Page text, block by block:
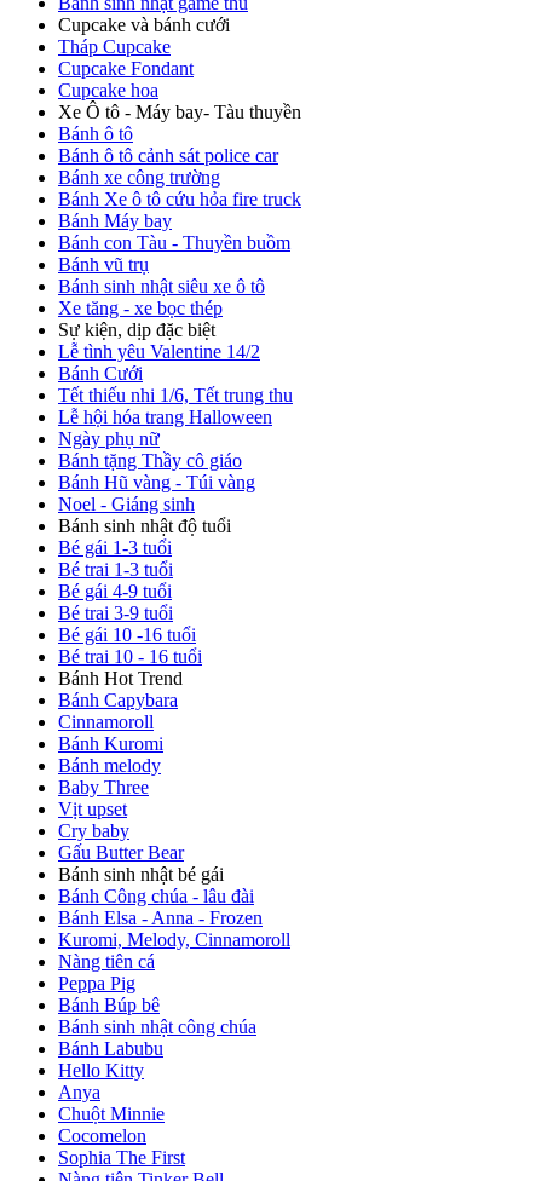
Cupcake và bánh cưới
Tháp Cupcake
Cupcake Fondant
Cupcake hoa
Xe Ô tô - Máy bay- Tàu thuyền
Bánh ô tô
Bánh ô tô cảnh sát police car
Bánh xe công trường
Bánh Xe ô tô cứu hỏa fire truck
Bánh Máy bay
Bánh con Tàu - Thuyền buồm
Bánh vũ trụ
Bánh sinh nhật siêu xe ô tô
Xe tăng - xe bọc thép
Sự kiện, dịp đặc biệt
Lễ tình yêu Valentine 14/2
Bánh Cưới
Tết thiếu nhi 1/6, Tết trung thu
Lễ hội hóa trang Halloween
Ngày phụ nữ
Bánh tặng Thầy cô giáo
Bánh Hũ vàng - Túi vàng
Noel - Giáng sinh
Bánh sinh nhật độ tuổi
Bé gái 1-3 tuổi
Bé trai 1-3 tuổi
Bé gái 4-9 tuổi
Bé trai 3-9 tuổi
Bé gái 10 -16 tuổi
Bé trai 10 - 16 tuổi
Bánh Hot Trend
Bánh Capybara
Cinnamoroll
Bánh Kuromi
Bánh melody
Baby Three
Vịt upset
Cry baby
Gấu Butter Bear
Bánh sinh nhật bé gái
Bánh Công chúa - lâu đài
Bánh Elsa - Anna - Frozen
Kuromi, Melody, Cinnamoroll
Nàng tiên cá
Peppa Pig
Bánh Búp bê
Bánh sinh nhật công chúa
Bánh Labubu
Hello Kitty
Anya
Chuột Minnie
Cocomelon
Sophia The First